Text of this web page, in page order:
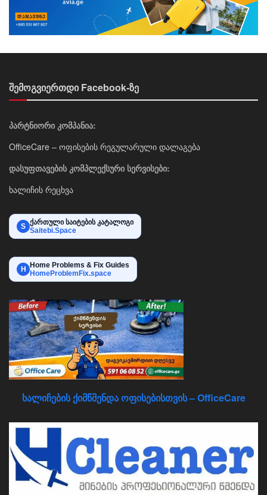
შემოგვიერთდი Facebook-ზე
პარტნიორი კომპანია:
OfficeCare – ოფისების რეგულარული დალაგება
დასუფთავების კომპლექსური სერვისები:
ხალიჩის რეცხვა
S ქართული საიტების კატალოგი
Saitebi.Space
H
Home Problems & Fix Guides
HomeProblemFix.space
ხალიჩების ქიმწმენდა ოფისებისთვის – OfficeCare